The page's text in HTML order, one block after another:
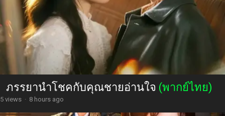
ภรรยานำโชคกับคุณชายอ่านใจ (พากย์ไทย)
5 views · 8 hours ago